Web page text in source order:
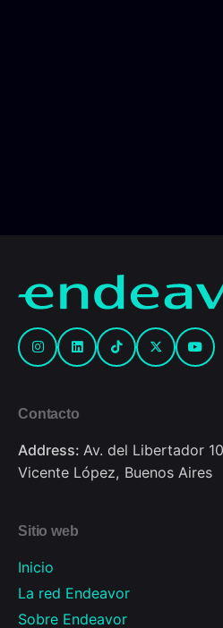
Contacto
Address: Av. del Libertador
Vicente López, Buenos Aires
Sitio web
Inicio
La red Endeavor
Sobre Endeavor